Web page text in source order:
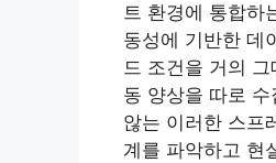
트 환경에 통합하
동성에 기반한 데
드 조건을 거의
동 양상을 따로
않는 이러한 스프
계를 파악하고 현